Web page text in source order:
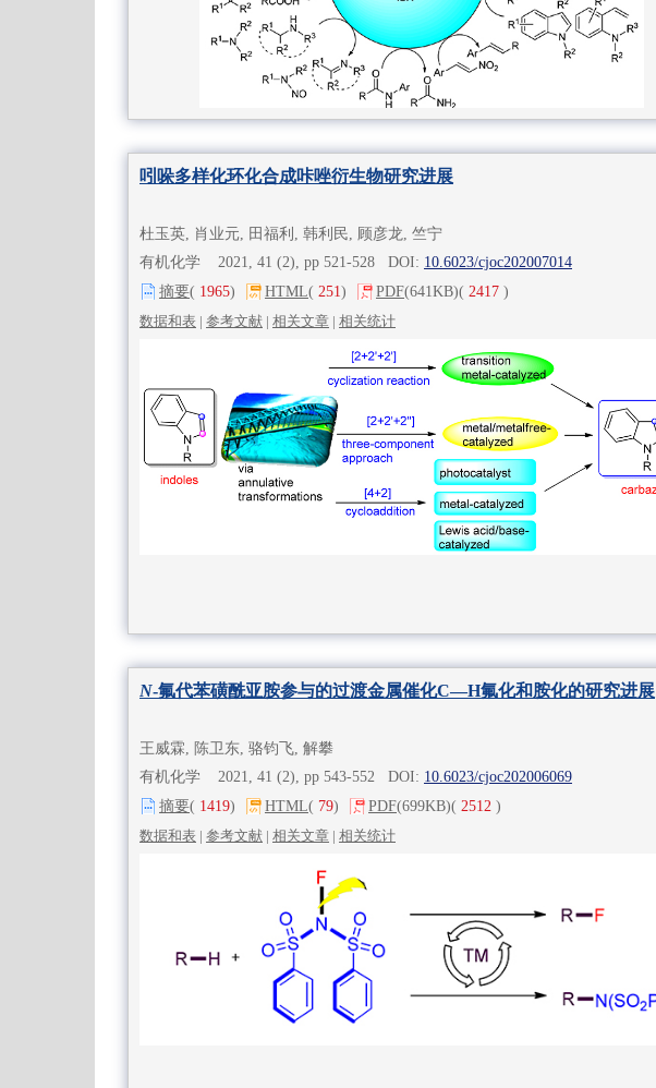
吲哚多样化环化合成咔唑衍生物研究进展
杜玉英, 肖业元, 田福利, 韩利民, 顾彦龙, 竺宁
有机化学 2021, 41 (2), pp 521-528 DOI: 10.6023/cjoc202007014
摘要( 1965) HTML( 251) PDF(641KB)( 2417 )
数据和表 | 参考文献 | 相关文章 | 相关统计
N-氟代苯磺酰亚胺参与的过渡金属催化C—H氟化和胺化的研究进展
王威霖, 陈卫东, 骆钧飞, 解攀
有机化学 2021, 41 (2), pp 543-552 DOI: 10.6023/cjoc202006069
摘要( 1419) HTML( 79) PDF(699KB)( 2512 )
数据和表 | 参考文献 | 相关文章 | 相关统计